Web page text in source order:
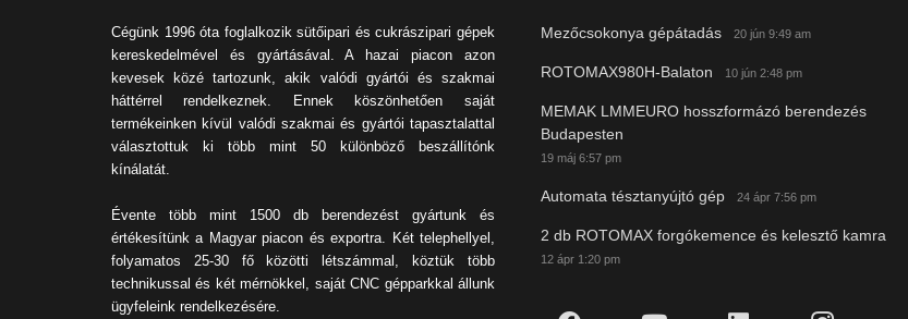
Cégünk 1996 óta foglalkozik sütőipari és cukrászipari gépek
kereskedelmével és gyártásával. A hazai piacon azon
kevesek közé tartozunk, akik valódi gyártói és szakmai
háttérrel rendelkeznek. Ennek köszönhetően saját
termékeinken kívül valódi szakmai és gyártói tapasztalattal
választottuk ki több mint 50 különböző beszállítónk
kínálatát.
Évente több mint 1500 db berendezést gyártunk és
értékesítünk a Magyar piacon és exportra. Két telephellyel,
folyamatos 25-30 fő közötti létszámmal, köztük több
technikussal és két mérnökkel, saját CNC gépparkkal állunk
ügyfeleink rendelkezésére.
Mezőcsokonya gépátadás 20 jún 9:49 am
ROTOMAX980H-Balaton 10 jún 2:48 pm
MEMAK LMMEURO hosszformázó berendezés
Budapesten
19 máj 6:57 pm
Automata tésztanyújtó gép 24 ápr 7:56 pm
2 db ROTOMAX forgókemence és kelesztő kamra
12 ápr 1:20 pm